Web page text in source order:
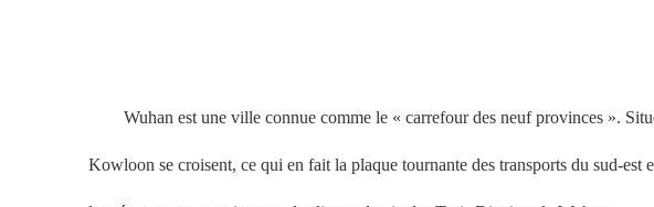
Wuhan est une ville connue comme le « carrefour des neuf provinces ».
Kowloon se croisent, ce qui en fait la plaque tournante des transports du sud-